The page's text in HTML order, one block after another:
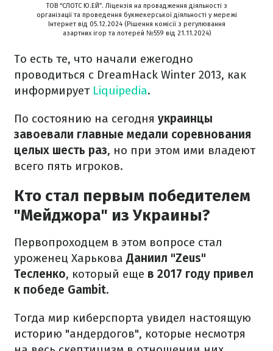
ТОВ “СЛОТС Ю.ЕЙ”. Ліцензія на провадження діяльності з
організації та проведення букмекерської діяльності у мережі
Інтернет від 05.12.2024 (Рішення комісії з регулювання
азартних ігор та лотерей №559 від 21.11.2024)
То есть те, что начали ежегодно
проводиться с DreamHack Winter 2013, как
информирует Liquipedia.
По состоянию на сегодня украинцы
завоевали главные медали соревнования
целых шесть раз, но при этом ими владеют
всего пять игроков.
Кто стал первым победителем
"Мейджора" из Украины?
Первопроходцем в этом вопросе стал
уроженец Харькова Даниил "Zeus"
Тесленко, который еще в 2017 году привел
к победе Gambit.
Тогда мир киберспорта увидел настоящую
историю "андердогов", которые несмотря